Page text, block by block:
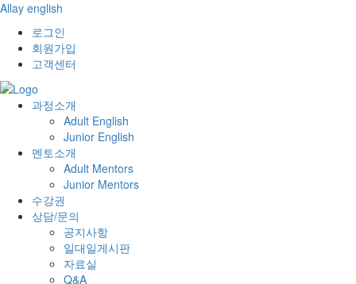
Allay english
로그인
회원가입
고객센터
과정소개
Adult English
Junior English
멘토소개
Adult Mentors
Junior Mentors
수강권
상담/문의
공지사항
일대일게시판
자료실
Q&A